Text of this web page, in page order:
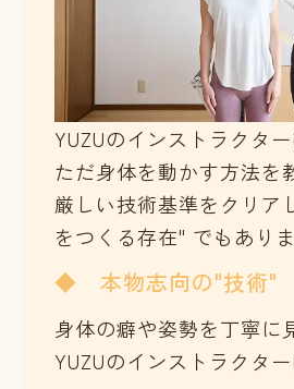
YUZUのインストラクター
ただ身体を動かす方法を
厳しい技術基準をクリア
をつくる存在" でもありま
◆ 本物志向の"技術"
身体の癖や姿勢を丁寧に
YUZUのインストラクタ